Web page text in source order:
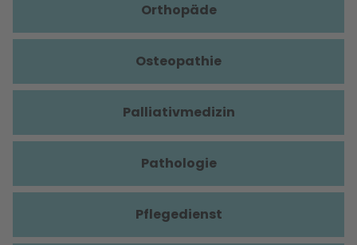
Orthopäde
Osteopathie
Palliativmedizin
Pathologie
Pflegedienst